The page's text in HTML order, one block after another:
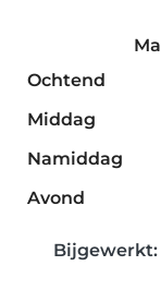
Ma
Ochtend
Middag
Namiddag
Avond
Bijgewerkt: